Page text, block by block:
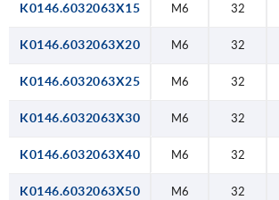
K0146.6032063X15 M6 32
K0146.6032063X20 M6 32
K0146.6032063X25 M6 32
K0146.6032063X30 M6 32
K0146.6032063X40 M6 32
K0146.6032063X50 M6 32